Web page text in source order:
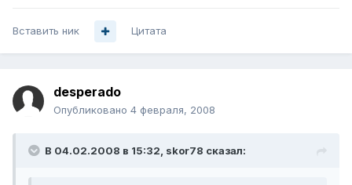
Вставить ник Цитата
desperado
Опубликовано 4 февраля, 2008
В 04.02.2008 в 15:32, skor78 сказал: